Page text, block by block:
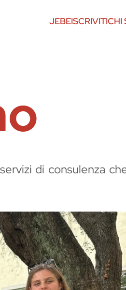
JEBEISCRIVITICHI
di consulenza